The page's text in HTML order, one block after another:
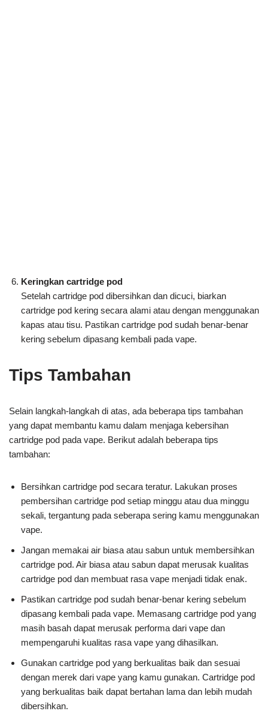
Keringkan cartridge pod
Setelah cartridge pod dibersihkan dan dicuci, biarkan
cartridge pod kering secara alami atau dengan menggunakan
kapas atau tisu. Pastikan cartridge pod sudah benar-benar
kering sebelum dipasang kembali pada vape.
Tips Tambahan
Selain langkah-langkah di atas, ada beberapa tips tambahan
yang dapat membantu kamu dalam menjaga kebersihan
cartridge pod pada vape. Berikut adalah beberapa tips
tambahan:
Bersihkan cartridge pod secara teratur. Lakukan proses
pembersihan cartridge pod setiap minggu atau dua minggu
sekali, tergantung pada seberapa sering kamu menggunakan
vape.
Jangan memakai air biasa atau sabun untuk membersihkan
cartridge pod. Air biasa atau sabun dapat merusak kualitas
cartridge pod dan membuat rasa vape menjadi tidak enak.
Pastikan cartridge pod sudah benar-benar kering sebelum
dipasang kembali pada vape. Memasang cartridge pod yang
masih basah dapat merusak performa dari vape dan
mempengaruhi kualitas rasa vape yang dihasilkan.
Gunakan cartridge pod yang berkualitas baik dan sesuai
dengan merek dari vape yang kamu gunakan. Cartridge pod
yang berkualitas baik dapat bertahan lama dan lebih mudah
dibersihkan.